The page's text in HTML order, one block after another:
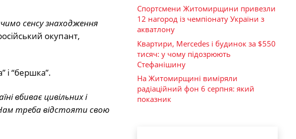
сенсу знаходження
окупант,
і “бершка”.
вбиває цивільних і
треба відстояти свою
Спортсмени Житомирщини привезли
12 нагород із чемпіонату України з
акватлону
Квартири, Mercedes і будинок за $550
тисяч: у чому підозрюють
Стефанішину
На Житомирщині виміряли
радіаційний фон 6 серпня: який
показник